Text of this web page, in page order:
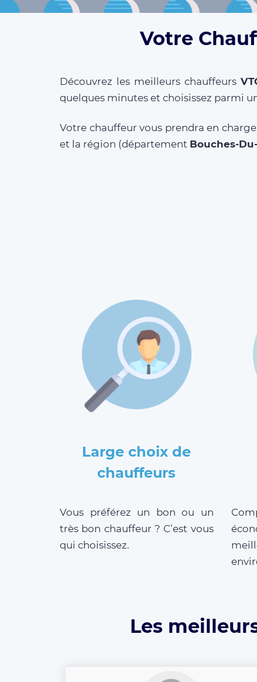
Votre
Découvrez les meilleurs chauffeurs
quelques minutes et choisissez parmi
Votre chauffeur vous prendra en
et la région (département Bouches-
Large choix de
chauffeurs
Vous préférez un bon ou un
très bon chauffeur ? C’est vous
qui choisissez.
Les